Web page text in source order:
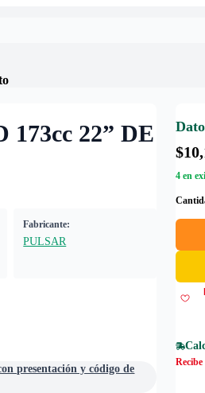
173cc 22” DE
Fabricante:
PULSAR
presentación y código de
4 en